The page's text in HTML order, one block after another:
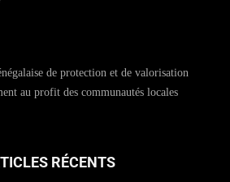
de protection et de valorisation
au profit des communautés locales
RÉCENTS